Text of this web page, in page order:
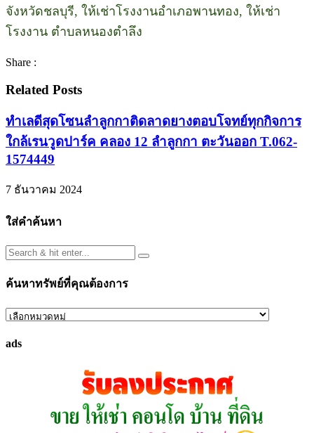
จังหวัดชลบุรี, ให้เช่าโรงงานอำเภอพานทอง, ให้เช่า
โรงงาน ตำบลหนองตำลึง
Share :
Related Posts
ทำเลดีสุดโซนลำลูกกาติดลาดยางตอบโจทย์ทุกกิจการ
ใกล้เรนวูดปาร์ค คลอง 12 ลำลูกกา ตะวันออก T.062-
1574449
7 ธันวาคม 2024
ใส่คำค้นหา
ค้นหาทรัพย์ที่คุณต้องการ
ค้นหา
ที่
ads